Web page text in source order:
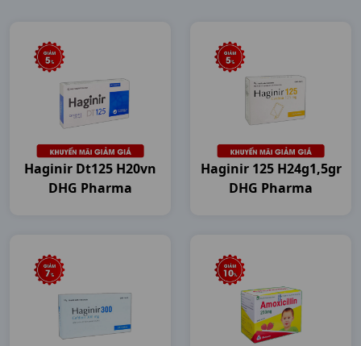
Haginir Dt125 H20vn
DHG Pharma
Haginir 125 H24g1,5gr
DHG Pharma